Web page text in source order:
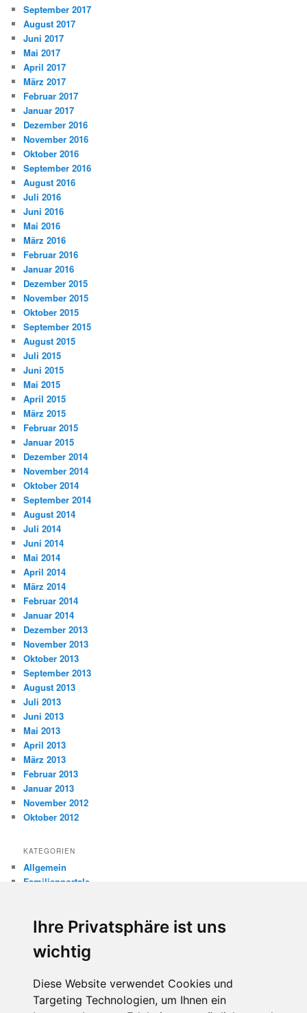
Ihre Privatsphäre ist uns
wichtig
Diese Website verwendet Cookies und
Targeting Technologien, um Ihnen ein
September 2017
August 2017
Juni 2017
Mai 2017
April 2017
März 2017
Februar 2017
Januar 2017
Dezember 2016
November 2016
Oktober 2016
September 2016
August 2016
Juli 2016
Juni 2016
Mai 2016
März 2016
Februar 2016
Januar 2016
Dezember 2015
November 2015
Oktober 2015
September 2015
August 2015
Juli 2015
Juni 2015
Mai 2015
April 2015
März 2015
Februar 2015
Januar 2015
Dezember 2014
November 2014
Oktober 2014
September 2014
August 2014
Juli 2014
Juni 2014
Mai 2014
April 2014
März 2014
Februar 2014
Januar 2014
Dezember 2013
November 2013
Oktober 2013
September 2013
August 2013
Juli 2013
Juni 2013
Mai 2013
April 2013
März 2013
Februar 2013
Januar 2013
November 2012
Oktober 2012
KATEGORIEN
Allgemein
Familienportale
Internetsicherheit
Missbrauch
META
Anmelden